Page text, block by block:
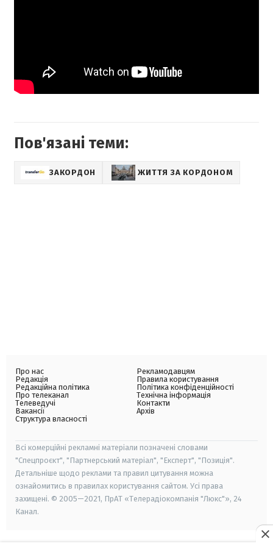
Пов'язані теми:
ЗАКОРДОН ЖИТТЯ ЗА КОРДОНОМ
Про нас
Редакція
Редакційна політика
Про телеканал
Телеведучі
Вакансії
Структура власності
Рекламодавцям
Правила користування
Політика конфіденційності
Технічна інформація
Контакти
Архів
Всі комерційні рекламні матеріали позначені словами
"Спецпроєкт", "Партнерський матеріал", "Експерт", "Позиція".
Детальніше щодо реклами та правил цитування можна
ознайомитись в правилах користування сайтом. Усі права
захищені. © 2005—2021, ПрАТ «Телерадіокомпанія "Люкс"», 24
Канал.